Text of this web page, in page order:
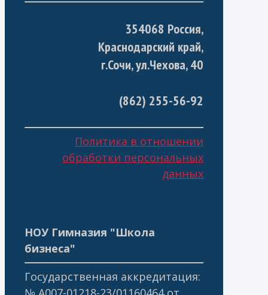
354068 Россия,
Краснодарский край,
г.Сочи, ул.Чехова, 40
(862) 255-56-92
Политика в отношении
обработки персональных
данных
НОУ Гимназия "Школа
бизнеса"
Государственная аккредитация: